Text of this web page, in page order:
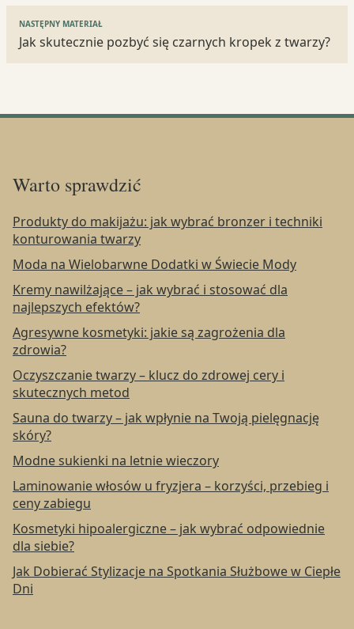
NASTĘPNY MATERIAŁ
Jak skutecznie pozbyć się czarnych kropek z twarzy?
Warto sprawdzić
Produkty do makijażu: jak wybrać bronzer i techniki
konturowania twarzy
Moda na Wielobarwne Dodatki w Świecie Mody
Kremy nawilżające – jak wybrać i stosować dla
najlepszych efektów?
Agresywne kosmetyki: jakie są zagrożenia dla
zdrowia?
Oczyszczanie twarzy – klucz do zdrowej cery i
skutecznych metod
Sauna do twarzy – jak wpłynie na Twoją pielęgnację
skóry?
Modne sukienki na letnie wieczory
Laminowanie włosów u fryzjera – korzyści, przebieg i
ceny zabiegu
Kosmetyki hipoalergiczne – jak wybrać odpowiednie
dla siebie?
Jak Dobierać Stylizacje na Spotkania Służbowe w Ciepłe
Dni